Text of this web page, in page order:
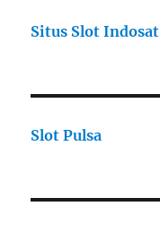
Situs Slot Indosat
Slot Pulsa